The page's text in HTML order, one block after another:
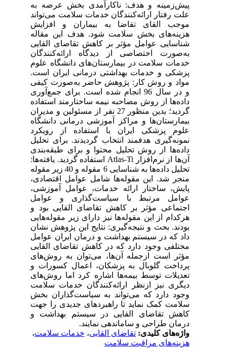
پیش‌زمینه و هدف: ناکارآمدی بخش عرضه به
علت رفتار ارائه‌کنندگان خدمات سلامت می‌تواند
موجب القای تقاضا به بیماران و افزایش
هزینه‌های بخش سلامت شود. هدف این مقاله
شناسایی عوامل مؤثر بر کاهش تقاضای القایی
به‌صورت اختصاصی از دیدگاه ارائه‌کنندگان
خدمات سلامت در بیمارستان‌های دانشگاه علوم
پزشکی و خدمات بهداشتی درمانی ایران است.
مواد و روش کار: پژوهش حاضر به‌صورت کیفی
و در سال 96 انجام شده است. برای جمع‌آوری
داده‌ها از روش مصاحبه نیمه ساختارمند استفاده
گردید؛ بدین منظور 27 نفر از مسئولین و مدیران
بیمارستان‌ها و مراکز آموزشی درمانی دانشگاه
علوم پزشکی ایران با استفاده از رویکرد
نمونه‌گیری هدفمند انتخاب گردیدند. برای تحلیل
داده‌ها از روش تحلیل محتوا و برای طبقه‌بندی
آن‌ها از نرم‌افزار Atlas-Ti استفاده گردید. یافته‌ها:
تحلیل داده‌ها به شناسایی 6 مقوله و 40 زیر مقوله
منجر شد. این مقوله‌ها شامل عوامل اقتصادی،
پایش، ساختار ارائه خدمات، عوامل آموزشی،
عوامل مرتبط با سیاست‌گذاری و عوامل
اجتماعی مؤثر بر کاهش تقاضای القایی بود و
هرکدام از این مقوله‌ها نیز دارای زیر مقوله‌هایی
بودند. بحث و نتیجه‌گیری: نتایج این پژوهش نشان
داد که در سیستم بهداشت و درمان ایران عوامل
مختلفی وجود دارد که در کاهش تقاضای القایی
مؤثر است ازجمله آن‌ها، می‌توان به روش‌های
پرداخت گلوبال به پزشکان، اعمال کسورات و
تعدیلات توسط بیمه‌ها اشاره کرد اما روش‌های
دیگری نیز ازنظر ارائه‌کنندگان خدمات سلامت
وجود دارد که می‌تواند به سیاست‌گذاران بخش
سلامت کمک نماید تا راهبردهای جدیدی را جهت
کاهش تقاضای القایی در سیستم بهداشت و
درمان طراحی و ساماندهی نمایند.
واژه‌های کلیدی:تقاضای القایی،خدمات سلامت،
هزینه‌های مراقبت سلامت